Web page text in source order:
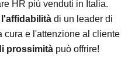
HR più venduti in Italia.
di un leader di
cura e l'attenzione al cliente
prossimitàpuò offrire!